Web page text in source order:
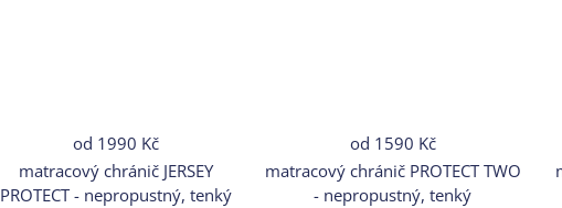
od 1990 Kč
matracový chránič JERSEY
PROTECT - nepropustný, tenký
od 1590 Kč
matracový chránič PROTECT TWO
- nepropustný, tenký